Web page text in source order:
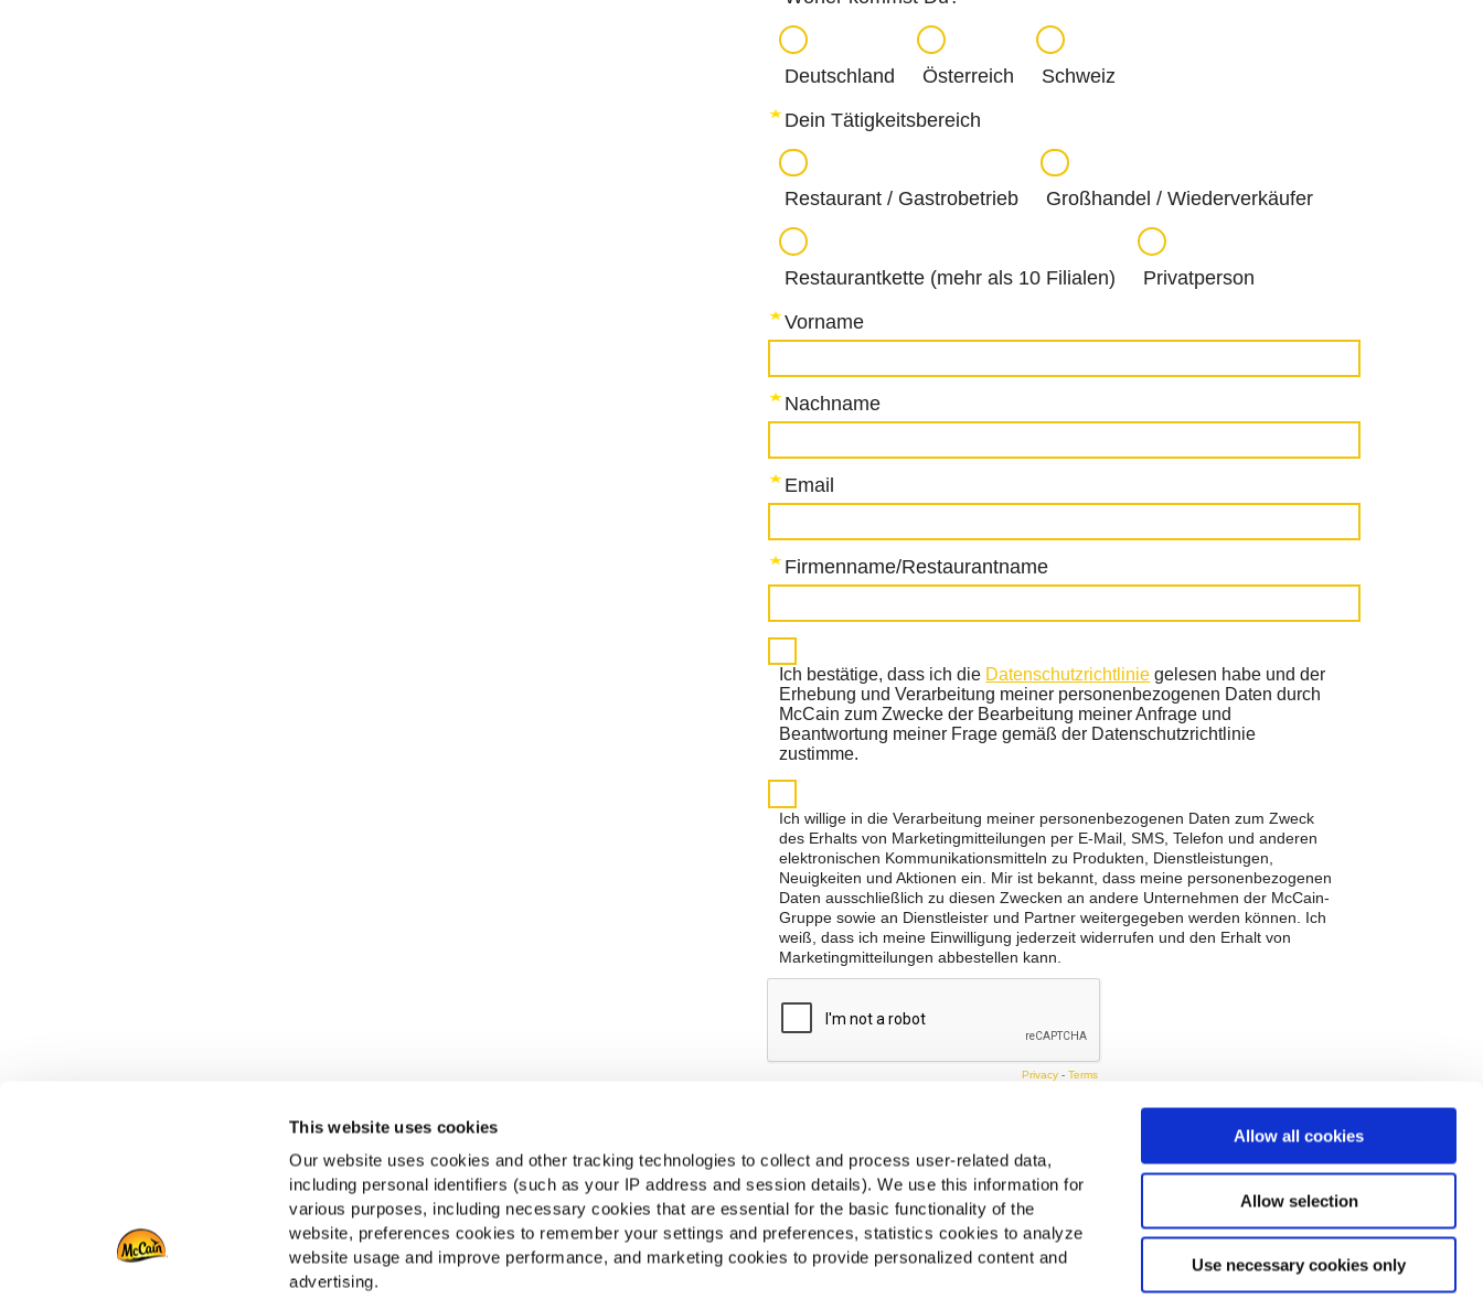
This website uses cookies
Our website uses cookies and other tracking technologies to collect and process user-related data,
including personal identifiers (such as your IP address and session details). We use this information for
various purposes, including necessary cookies that are essential for the basic functionality of the
website, preferences cookies to remember your settings and preferences, statistics cookies to analyze
website usage and improve performance, and marketing cookies to provide personalized content and
advertising.
Allow all cookies
Allow selection
Use necessary cookies only
1. Technomic (Externes Institut), Globale quantitative Studie Take Away und Lieferservice, Oktober 2018